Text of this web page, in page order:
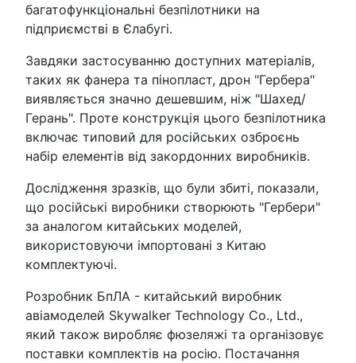
багатофункціональні безпілотники на
підприємстві в Єлабугі.
Завдяки застосуванню доступних матеріалів,
таких як фанера та пінопласт, дрон "Гербера"
виявляється значно дешевшим, ніж "Шахед/
Герань". Проте конструкція цього безпілотника
включає типовий для російських озброєнь
набір елементів від закордонних виробників.
Дослідження зразків, що були збиті, показали,
що російські виробники створюють "Гербери"
за аналогом китайських моделей,
використовуючи імпортовані з Китаю
комплектуючі.
Розробник БпЛА - китайський виробник
авіамоделей Skywalker Technology Co., Ltd.,
який також виробляє фюзеляжі та організовує
поставки комплектів на росію. Постачання